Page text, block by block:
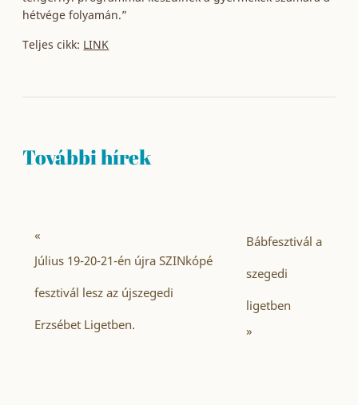
hétvége folyamán.”
Teljes cikk: LINK
További hírek
«
Július 19-20-21-én újra SZINkópé
fesztivál lesz az újszegedi
Erzsébet Ligetben.
Bábfesztivál a
szegedi
ligetben
»